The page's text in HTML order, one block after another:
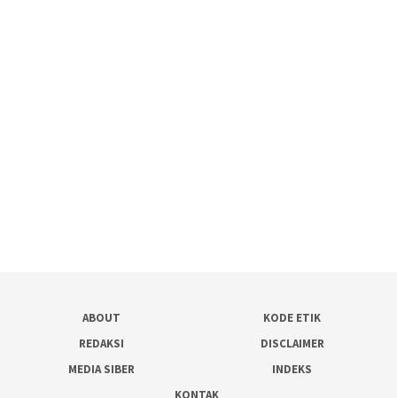
ABOUT
KODE ETIK
REDAKSI
DISCLAIMER
MEDIA SIBER
INDEKS
KONTAK